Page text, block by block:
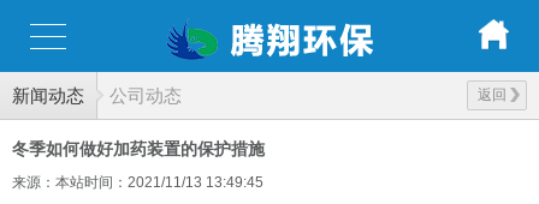
新闻动态 返回
公司动态
冬季如何做好加药装置的保护措施
来源：本站时间：2021/11/13 13:49:45